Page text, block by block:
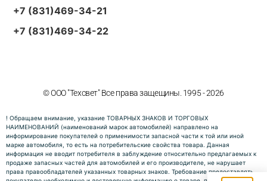
+7 (831)469-34-21
+7 (831)469-34-22
© ООО "Техсвет" Все права защещины. 1995 - 2026
! Обращаем внимание, указание ТОВАРНЫХ ЗНАКОВ И ТОРГОВЫХ
НАИМЕНОВАНИЙ (наименований марок автомобилей) направлено на
информирование покупателей о применимости запасной части к той или иной
марке автомобиля, то есть на потребительские свойства товара. Данная
информация не вводит потребителя в заблуждение относительно предлагаемых к
продаже запасных частей для автомобилей и его производителе, не нарушает
права правообладателей указанных товарных знаков. Требование предоставлять